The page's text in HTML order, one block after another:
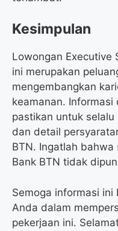
Kesimpulan
Lowongan Executive
ini merupakan
mengembangkan
keamanan.
pastikan untuk
dan detail
BTN. Ingatlah
Bank BTN tidak
Semoga informasi
Anda dalam
pekerjaan ini.